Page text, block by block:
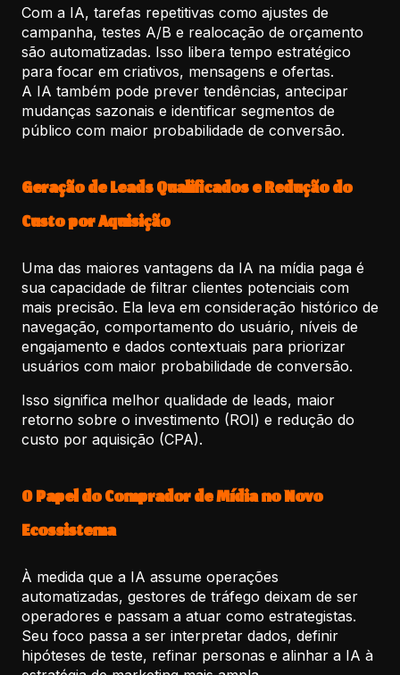
Com a IA, tarefas repetitivas como ajustes de
campanha, testes A/B e realocação de orçamento
são automatizadas. Isso libera tempo estratégico
para focar em criativos, mensagens e ofertas.
A IA também pode prever tendências, antecipar
mudanças sazonais e identificar segmentos de
público com maior probabilidade de conversão.
Geração de Leads Qualificados e Redução do
Custo por Aquisição
Uma das maiores vantagens da IA na mídia paga é
sua capacidade de filtrar clientes potenciais com
mais precisão. Ela leva em consideração histórico de
navegação, comportamento do usuário, níveis de
engajamento e dados contextuais para priorizar
usuários com maior probabilidade de conversão.
Isso significa melhor qualidade de leads, maior
retorno sobre o investimento (ROI) e redução do
custo por aquisição (CPA).
O Papel do Comprador de Mídia no Novo
Ecossistema
À medida que a IA assume operações
automatizadas, gestores de tráfego deixam de ser
operadores e passam a atuar como estrategistas.
Seu foco passa a ser interpretar dados, definir
hipóteses de teste, refinar personas e alinhar a IA à